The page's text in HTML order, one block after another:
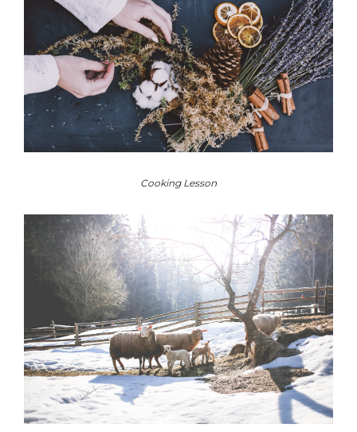
Cooking Lesson